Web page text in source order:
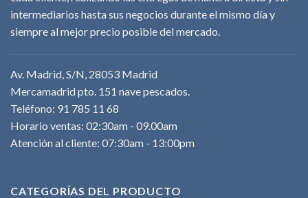
intermediarios hasta sus negocios durante el mismo día y
siempre al mejor precio posible del mercado.
Av. Madrid, S/N, 28053 Madrid
Mercamadrid pto. 151 nave pescados.
Teléfono: 91 785 11 68
Horario ventas: 02:30am - 09.00am
Atención al cliente: 07:30am - 13:00pm
CATEGORÍAS DEL PRODUCTO